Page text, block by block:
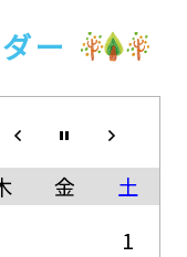
ー
金
土
1